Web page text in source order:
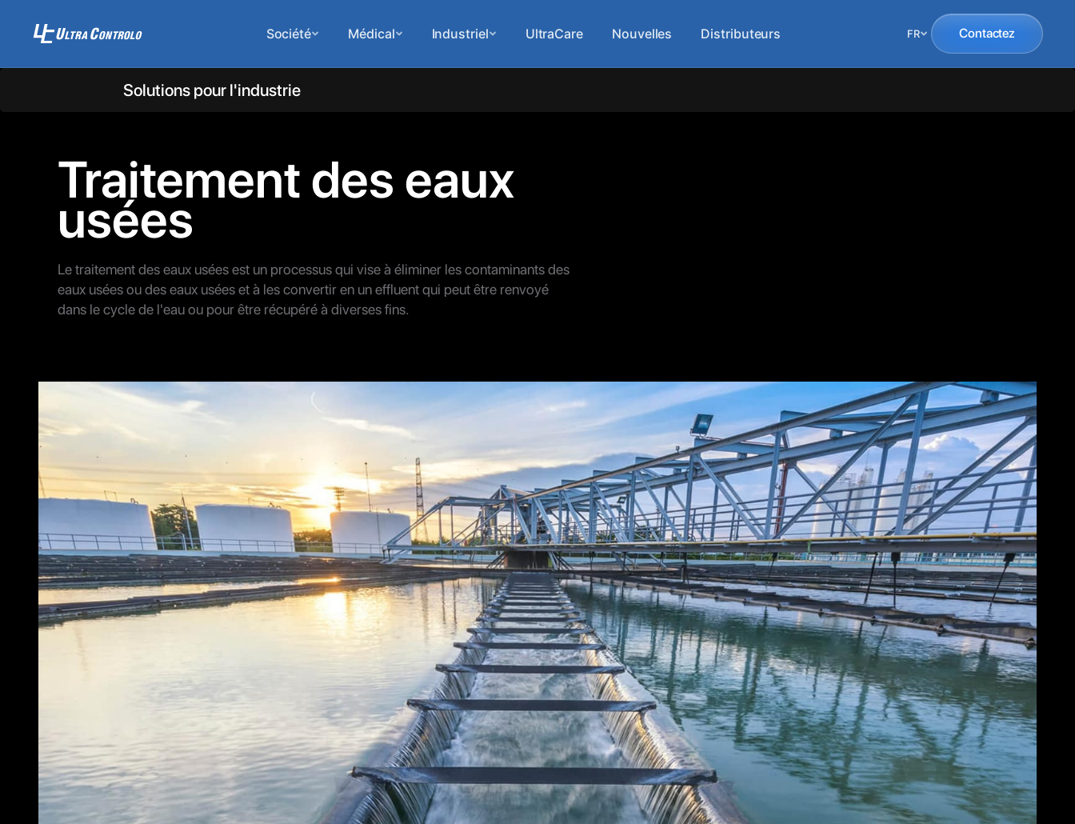
Société Médical Industriel UltraCare Nouvelles Distributeurs FR Contactez
Solutions pour l'industrie
Traitement des eaux
usées
Le traitement des eaux usées est un processus qui vise à éliminer les contaminants des
eaux usées ou des eaux usées et à les convertir en un effluent qui peut être renvoyé
dans le cycle de l'eau ou pour être récupéré à diverses fins.